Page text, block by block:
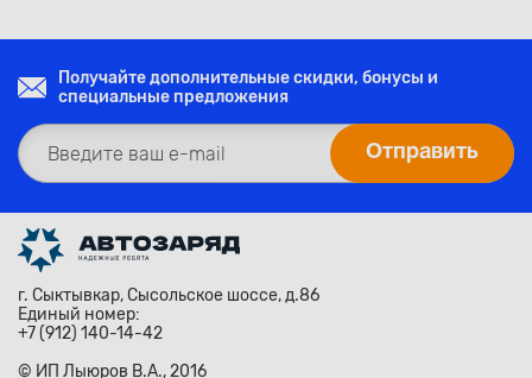
Получайте дополнительные скидки, бонусы и
специальные предложения
г. Сыктывкар, Сысольское шоссе, д.86
Единый номер:
+7 (912) 140-14-42
© ИП Лыюров В.А., 2016